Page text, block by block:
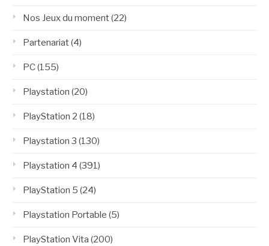
Nos Jeux du moment(22)
Partenariat(4)
PC(155)
Playstation (20)
PlayStation 2 (18)
Playstation 3 (130)
Playstation 4 (391)
PlayStation 5 (24)
Playstation Portable (5)
PlayStation Vita (200)